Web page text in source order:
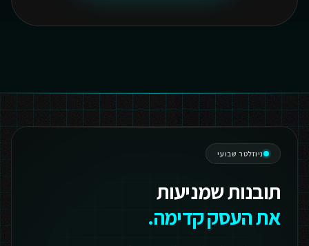
ניוזלטר שבועי
תובנות שמניעות
את העסק קדימה.